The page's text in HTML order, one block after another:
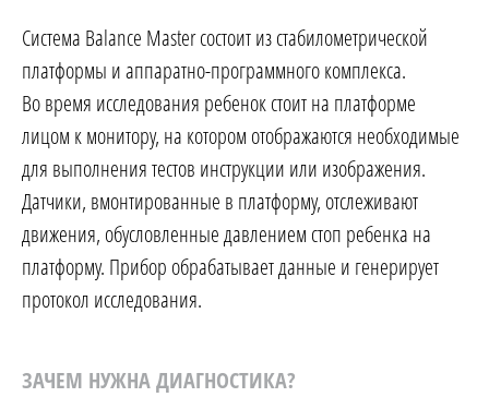
Система Balance Master состоит из стабилометрической
платформы и аппаратно-программного комплекса.
Во время исследования ребенок стоит на платформе
лицом к монитору, на котором отображаются необходимые
для выполнения тестов инструкции или изображения.
Датчики, вмонтированные в платформу, отслеживают
движения, обусловленные давлением стоп ребенка на
платформу. Прибор обрабатывает данные и генерирует
протокол исследования.
ЗАЧЕМ НУЖНА ДИАГНОСТИКА?